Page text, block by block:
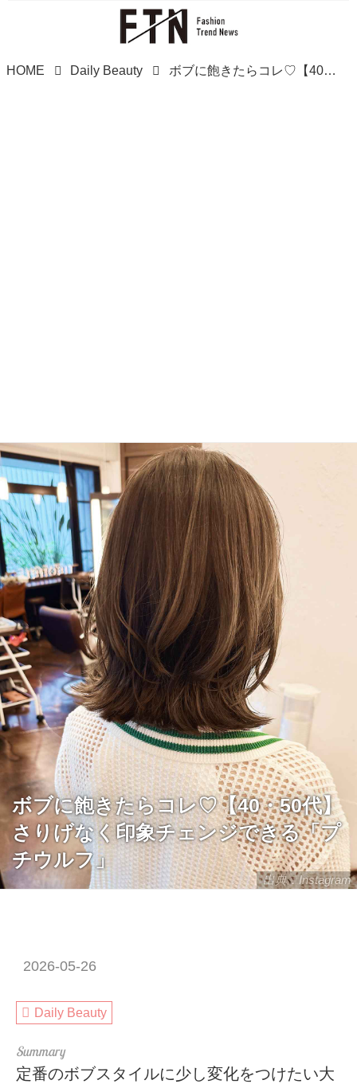
HOME Daily Beauty ボブに飽きたらコレ♡【40・50代】さりげなく印象チェンジできる「プチウルフ」
出典：Instagram
ボブに飽きたらコレ♡【40・50代】
さりげなく印象チェンジできる「プ
チウルフ」
2026-05-26
Daily Beauty
定番のボブスタイルに少し変化をつけたい大